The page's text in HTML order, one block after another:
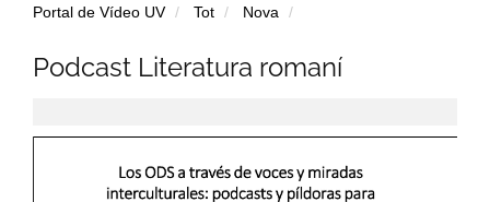
Portal de Vídeo UV Tot Nova
Podcast Literatura romaní